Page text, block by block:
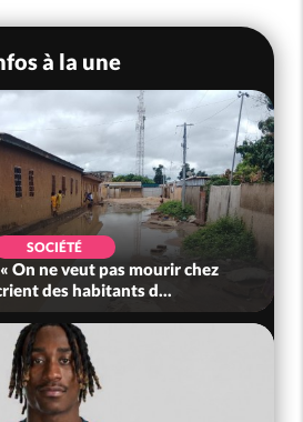
à la une
SOCIÉTÉ
On ne veut pas mourir chez
des habitants d...